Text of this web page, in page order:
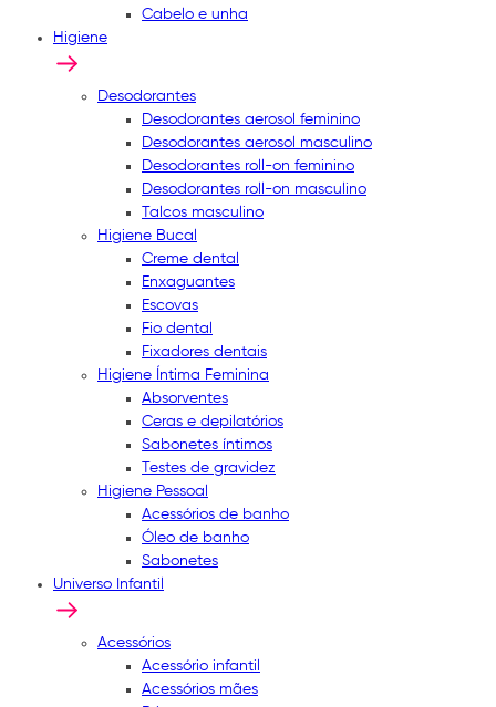
Cabelo e unha
Higiene
Desodorantes
Desodorantes aerosol feminino
Desodorantes aerosol masculino
Desodorantes roll-on feminino
Desodorantes roll-on masculino
Talcos masculino
Higiene Bucal
Creme dental
Enxaguantes
Escovas
Fio dental
Fixadores dentais
Higiene Íntima Feminina
Absorventes
Ceras e depilatórios
Sabonetes íntimos
Testes de gravidez
Higiene Pessoal
Acessórios de banho
Óleo de banho
Sabonetes
Universo Infantil
Acessórios
Acessório infantil
Acessórios mães